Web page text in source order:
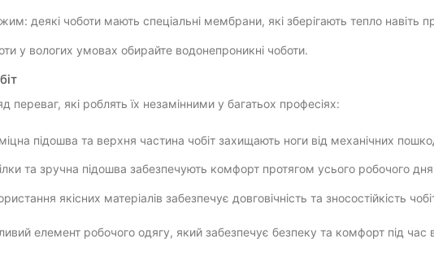
деякі чоботи мають спеціальні мембрани, які зберігають тепло навіть
у вологих умовах обирайте водонепроникні чоботи.
переваг, які роблять їх незамінними у багатьох професіях:
підошва та верхня частина чобіт захищають ноги від механічних
та зручна підошва забезпечують комфорт протягом усього робочого
якісних матеріалів забезпечує довговічність та зносостійкість
елемент робочого одягу, який забезпечує безпеку та комфорт під час